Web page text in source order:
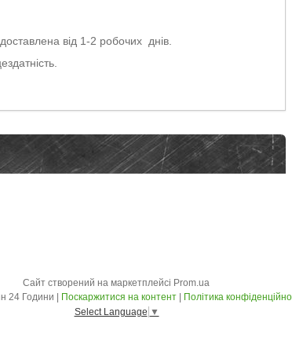
від 1-2 робочих днів.
Сайт створений на маркетплейсі Prom.ua
Поскаржитися на контент
Політика
Select Language ▼